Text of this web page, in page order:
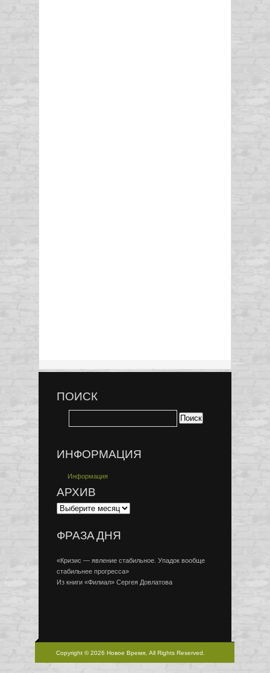
ПОИСК
ИНФОРМАЦИЯ
Информация
АРХИВ
ФРАЗА ДНЯ
«Кризис — явление стабильное. Упадок вообще
стабильнее прогресса»
Из книги «Филиал» Сергея Довлатова
Copyright © 2026 Новое Время, All Rights Reserved.